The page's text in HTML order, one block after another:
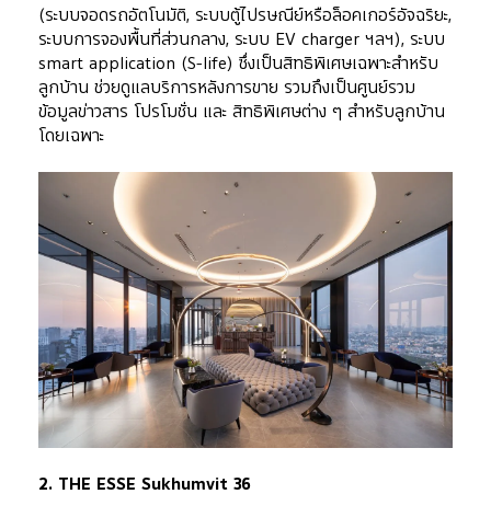
(ระบบจอดรถอัตโนมัติ, ระบบตู้ไปรษณีย์หรือล็อคเกอร์อัจฉริยะ,
ระบบการจองพื้นที่ส่วนกลาง, ระบบ EV charger ฯลฯ), ระบบ
smart application (S-life) ซึ่งเป็นสิทธิพิเศษเฉพาะสำหรับ
ลูกบ้าน ช่วยดูแลบริการหลังการขาย รวมถึงเป็นศูนย์รวม
ข้อมูลข่าวสาร โปรโมชั่น และ สิทธิพิเศษต่าง ๆ สำหรับลูกบ้าน
โดยเฉพาะ
2. THE ESSE Sukhumvit 36